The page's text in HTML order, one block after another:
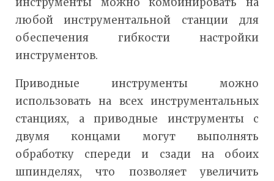
любой инструментальной станции для
обеспечения гибкости настройки
инструментов.
Приводные инструменты можно
использовать на всех инструментальных
станциях, а приводные инструменты с
двумя концами могут выполнять
обработку спереди и сзади на обоих
шпинделях, что позволяет увеличить